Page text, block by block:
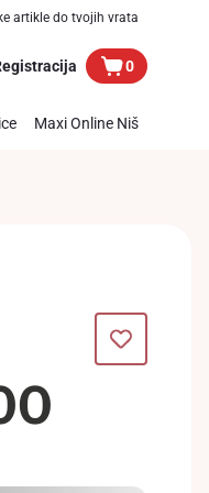
artikle do tvojih vrata
0
Maxi Online Niš